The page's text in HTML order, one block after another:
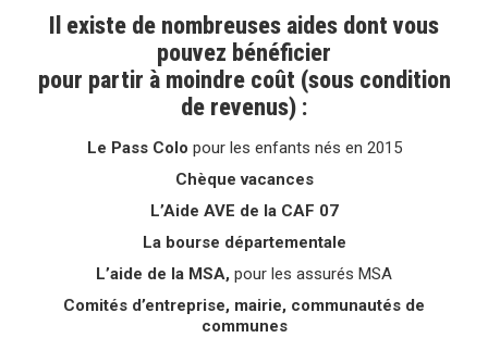
Il existe de nombreuses aides dont vous
pouvez bénéficier
pour partir à moindre coût (sous condition
de revenus) :
Le Pass Colo pour les enfants nés en 2015
Chèque vacances
L’Aide AVE de la CAF 07
La bourse départementale
L’aide de la MSA, pour les assurés MSA
Comités d’entreprise, mairie, communautés de
communes